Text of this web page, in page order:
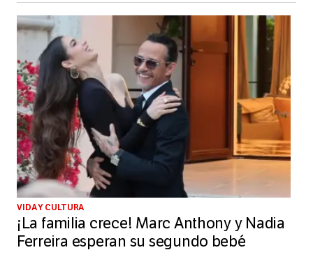
VIDA Y CULTURA
¡La familia crece! Marc Anthony y Nadia
Ferreira esperan su segundo bebé